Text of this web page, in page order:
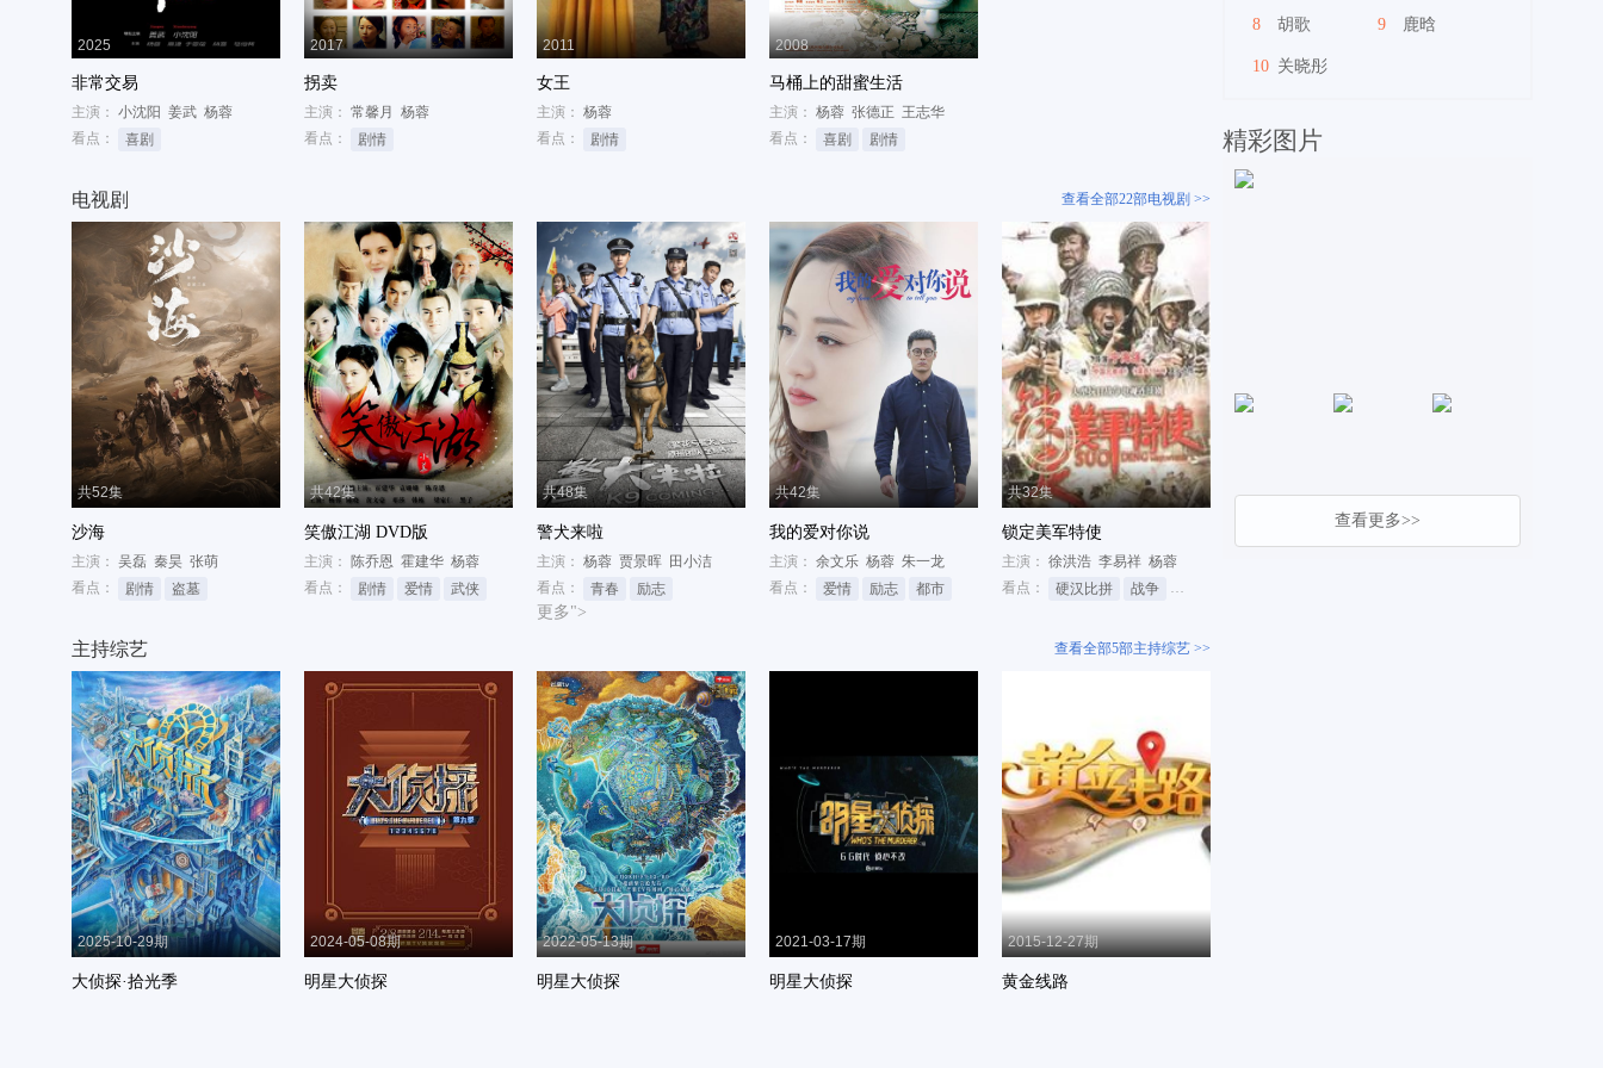
2025
非常交易
主演： 小沈阳 姜武 杨蓉
看点：
喜剧
2017
拐卖
主演： 常馨月
杨蓉
看点：
剧情
2011
女王
主演： 杨蓉
看点：
剧情
2008
马桶上的甜蜜生活
主演： 杨蓉 张德正 王志华
看点：
喜剧 剧情
电视剧 查看全部22部电视剧 >>
共52集
沙海
主演： 吴磊 秦昊 张萌
看点：
剧情 盗墓
共42集
笑傲江湖 DVD版
主演： 陈乔恩 霍建华 杨蓉
看点：
剧情 爱情 武侠
共48集
警犬来啦
主演： 杨蓉 贾景晖
田小洁
看点：
青春 励志
更多">
共42集
我的爱对你说
主演： 余文乐 杨蓉 朱一龙
看点：
爱情 励志 都市
共32集
锁定美军特使
主演： 徐洪浩 李易祥 杨蓉
看点：
硬汉比拼 战争 先锋人物
主持综艺 查看全部5部主持综艺 >>
2025-10-29期
大侦探·拾光季
2024-05-08期
明星大侦探
2022-05-13期
明星大侦探
2021-03-17期
明星大侦探
2015-12-27期
黄金线路
8 胡歌 9 鹿晗
10 关晓彤
精彩图片
查看更多>>